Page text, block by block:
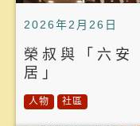
2026年2月26日
榮叔與「六安
居」
人物 社區